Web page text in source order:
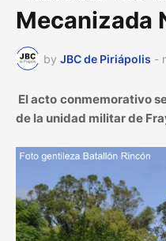
Mecanizada
by JBC de Piriápolis -
El acto conmemorativo
de la unidad militar de